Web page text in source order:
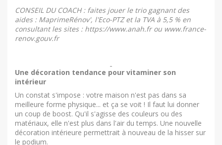
CONSEIL DU COACH : faites jouer le trio gagnant des
aides : MaprimeRénov', l'Eco-PTZ et la TVA à 5,5 % en
consultant les sites : https://www.anah.fr ou www.france-
renov.gouv.fr
Une décoration tendance pour vitaminer son
intérieur
Un constat s'impose : votre maison n'est pas dans sa
meilleure forme physique... et ça se voit ! Il faut lui donner
un coup de boost. Qu'il s'agisse des couleurs ou des
matériaux, elle n'est plus dans l'air du temps. Une nouvelle
décoration intérieure permettrait à nouveau de la hisser sur
le podium.